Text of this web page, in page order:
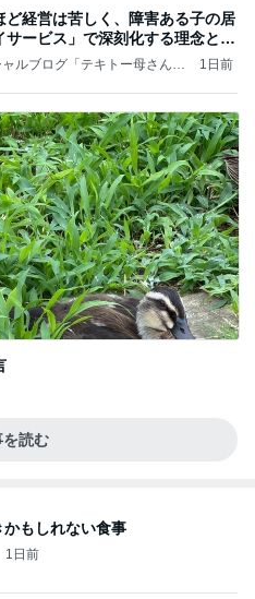
ど経営は苦しく、障害ある子の居
サービス」で深刻化する理念と現
ルブログ「テキトー母さんの
1日前
を読む
もしれない食事
1日前